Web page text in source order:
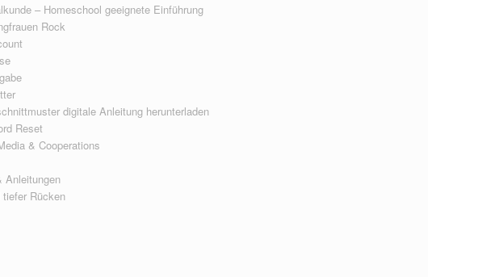
– Homeschool geeignete Einführung
Rock
digitale Anleitung herunterladen
Reset
& Cooperations
Anleitungen
tiefer Rücken